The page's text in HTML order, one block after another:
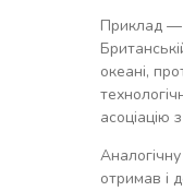
Приклад
океані,
асоціацію
отримав і